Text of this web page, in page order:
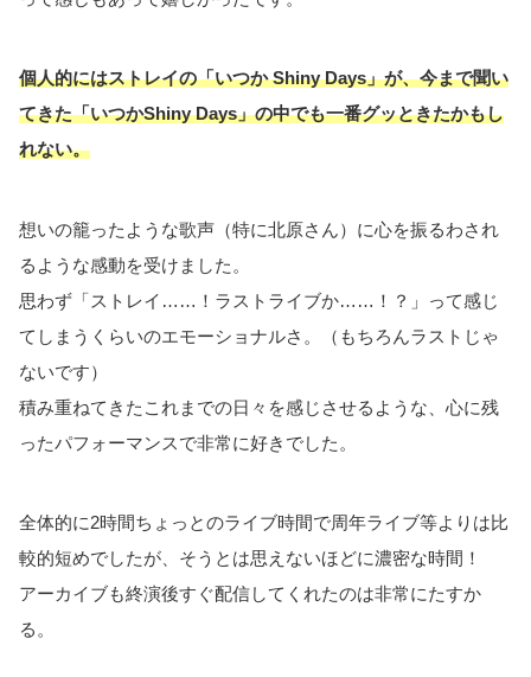
個人的にはストレイの「いつか Shiny Days」が、今まで聞い
てきた「いつかShiny Days」の中でも一番グッときたかもし
れない。
想いの籠ったような歌声（特に北原さん）に心を振るわされ
るような感動を受けました。
思わず「ストレイ……！ラストライブか……！？」って感じ
てしまうくらいのエモーショナルさ。（もちろんラストじゃ
ないです）
積み重ねてきたこれまでの日々を感じさせるような、心に残
ったパフォーマンスで非常に好きでした。
全体的に2時間ちょっとのライブ時間で周年ライブ等よりは比
較的短めでしたが、そうとは思えないほどに濃密な時間！
アーカイブも終演後すぐ配信してくれたのは非常にたすか
る。